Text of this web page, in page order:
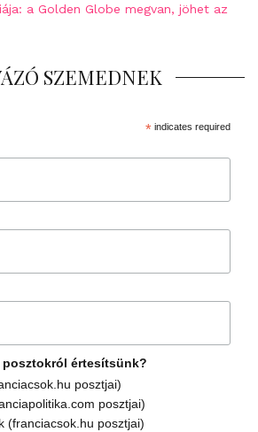
a Golden Globe megvan, jöhet az
SZEMEDNEK
*indicates required
posztokról értesítsünk?
posztjai)
posztjai)
(franciacsok.hu posztjai)